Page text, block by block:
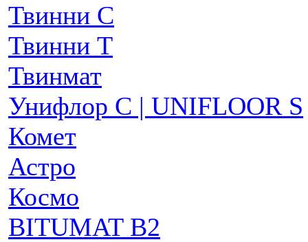
Твинни С
Твинни Т
Твинмат
Унифлор C | UNIFLOOR S
Комет
Астро
Космо
BITUMAT B2